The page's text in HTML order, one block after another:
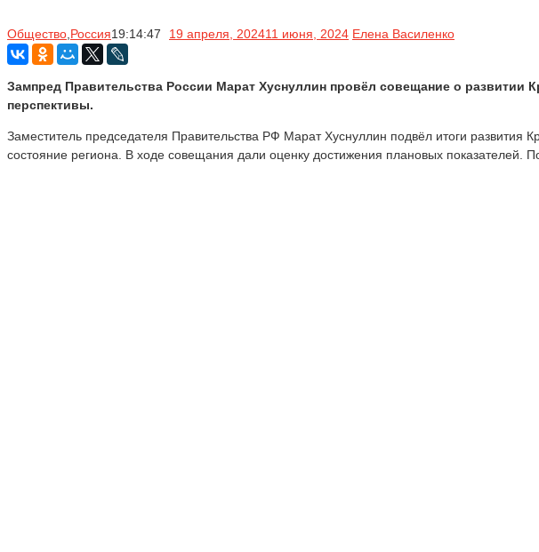
Общество Россия19:14:47 19 апреля, 202411 июня, 2024 Елена Василенко
Зампред Правительства России Марат Хуснуллин провёл совещание о развитии
перспективы.
Заместитель председателя Правительства РФ Марат Хуснуллин подвёл итоги
состояние региона. В ходе совещания дали оценку достижения плановых показателей.